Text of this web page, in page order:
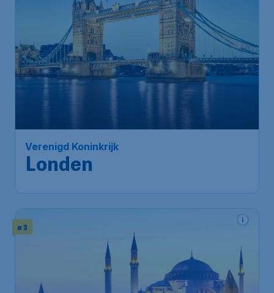
Verenigd Koninkrijk
Londen
€90*
from
Schiphol
London London Stansted Airport
# 3